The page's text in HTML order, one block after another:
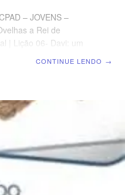
– JOVENS –
a Rei de
| Lição 06- Davi: um
olhar sobre temas
do amor em um
SEGUNDA – 1 Pe
– 1
CONTINUE LENDO →